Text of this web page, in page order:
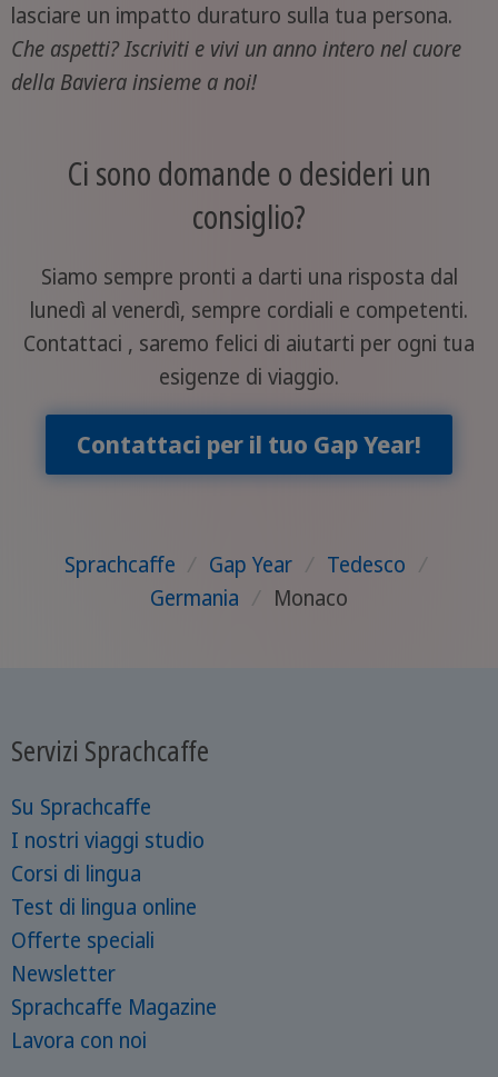
lasciare un impatto duraturo sulla tua persona.
Che aspetti? Iscriviti e vivi un anno intero nel cuore
della Baviera insieme a noi!
Ci sono domande o desideri un
consiglio?
Siamo sempre pronti a darti una risposta dal
lunedì al venerdì, sempre cordiali e competenti.
Contattaci , saremo felici di aiutarti per ogni tua
esigenze di viaggio.
Contattaci per il tuo Gap Year!
Sprachcaffe / Gap Year / Tedesco /
Germania / Monaco
Servizi Sprachcaffe
Su Sprachcaffe
I nostri viaggi studio
Corsi di lingua
Test di lingua online
Offerte speciali
Newsletter
Sprachcaffe Magazine
Lavora con noi